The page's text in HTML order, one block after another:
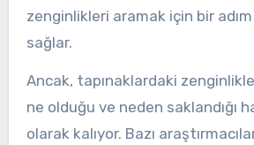
zenginlikleri aramak için bir adım
sağlar.
Ancak, tapınaklardaki
ne olduğu ve neden saklandığı
olarak kalıyor. Bazı